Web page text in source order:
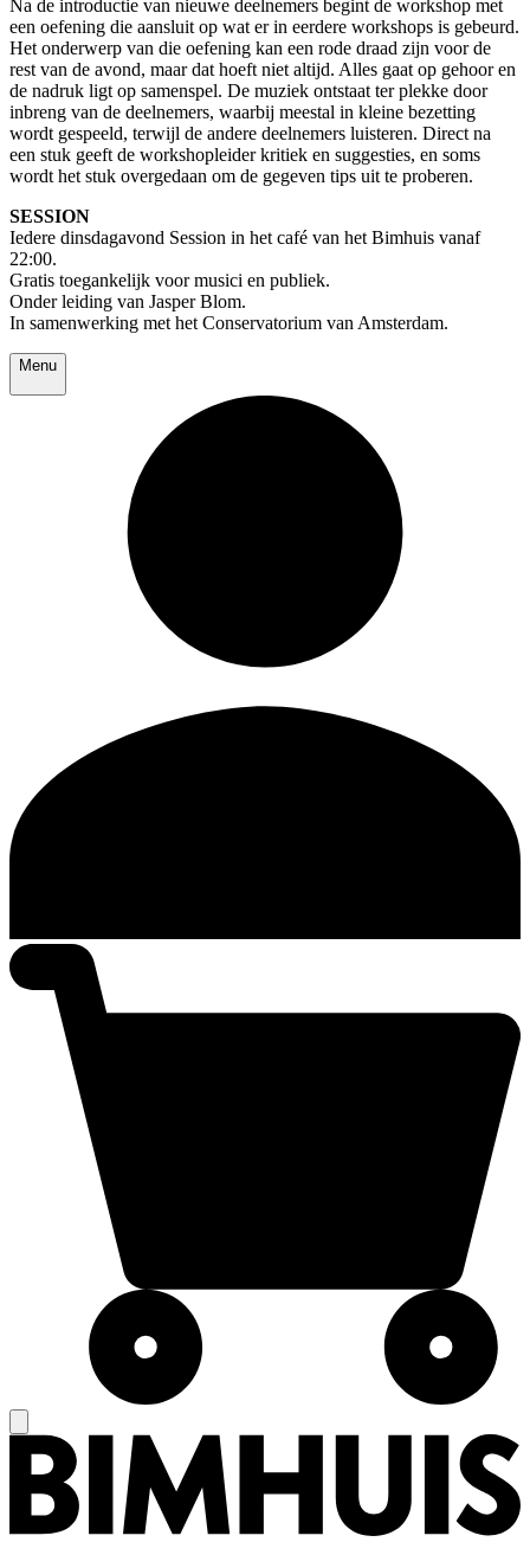
Na de introductie van nieuwe deelnemers begint de workshop met
een oefening die aansluit op wat er in eerdere workshops is gebeurd.
Het onderwerp van die oefening kan een rode draad zijn voor de
rest van de avond, maar dat hoeft niet altijd. Alles gaat op gehoor en
de nadruk ligt op samenspel. De muziek ontstaat ter plekke door
inbreng van de deelnemers, waarbij meestal in kleine bezetting
wordt gespeeld, terwijl de andere deelnemers luisteren. Direct na
een stuk geeft de workshopleider kritiek en suggesties, en soms
wordt het stuk overgedaan om de gegeven tips uit te proberen.
SESSION
Iedere dinsdagavond Session in het café van het Bimhuis vanaf
22:00.
Gratis toegankelijk voor musici en publiek.
Onder leiding van Jasper Blom.
In samenwerking met het Conservatorium van Amsterdam.
Menu